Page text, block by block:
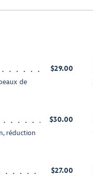
de
$29.00
réduction
$30.00
$27.00